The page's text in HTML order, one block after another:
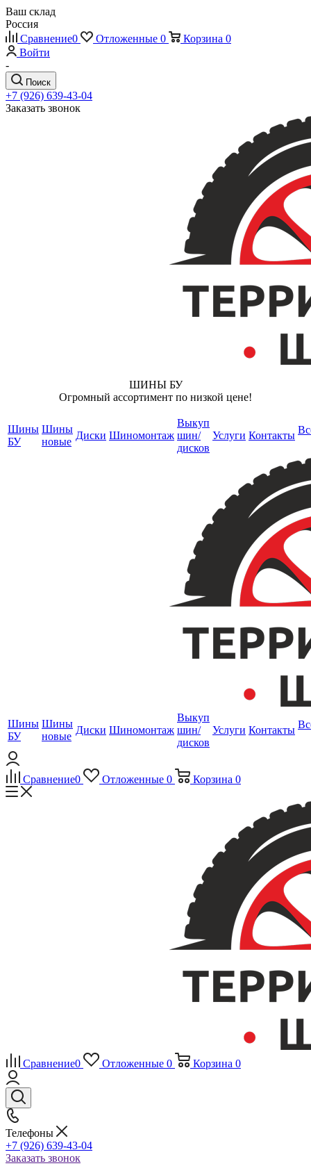
Ваш склад
Россия
Сравнение0 Отложенные 0 Корзина 0
Войти
-
Поиск
+7 (926) 639-43-04
Заказать звонок
ШИНЫ БУ
Огромный ассортимент по низкой цене!
Шины
БУ
Шины
новые
Диски Шиномонтаж
Выкуп
шин/
дисков
Услуги Контакты
Шины
БУ
Шины
новые
Диски Шиномонтаж
Выкуп
шин/
дисков
Услуги Контакты
Сравнение0 Отложенные 0 Корзина 0
Сравнение0 Отложенные 0 Корзина 0
Телефоны
+7 (926) 639-43-04
Заказать звонок